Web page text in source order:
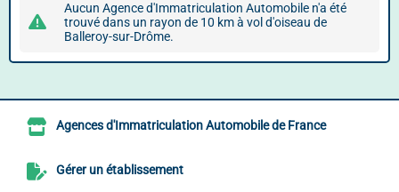
Aucun Agence d'Immatriculation Automobile n'a été
trouvé dans un rayon de 10 km à vol d'oiseau de
Balleroy-sur-Drôme.
Agences d'Immatriculation Automobile de France
Gérer un établissement